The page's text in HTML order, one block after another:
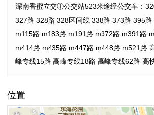
深南香蜜立交①公交站523米途经公交车：
327路 328路 328区间线 338路 373路 395路
m115路 m183路 m191路 m372路 m391路
m414路 m435路 m447路 m448路 m521路
峰专线15路 高峰专线18路 高峰专线62路 高
位置